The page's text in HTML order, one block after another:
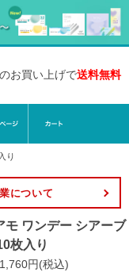
お買い上げで送料無料
り
について
モ ワンデー シアーブ
枚入り
円(税込)